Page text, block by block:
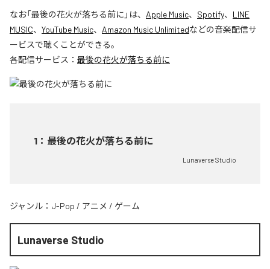
なお「最後の花火が落ちる前に 」は、 Apple Music、 Spotify、 LINE
MUSIC、 YouTube Music、 Amazon Music Unlimitedなどの音楽配信サ
ービスで聴くことができる。
各配信サービス： 最後の花火が落ちる前に
1 ： 最後の花火が落ちる前に
Lunaverse Studio
ジャンル： J-Pop / アニメ / ゲーム
Lunaverse Studio